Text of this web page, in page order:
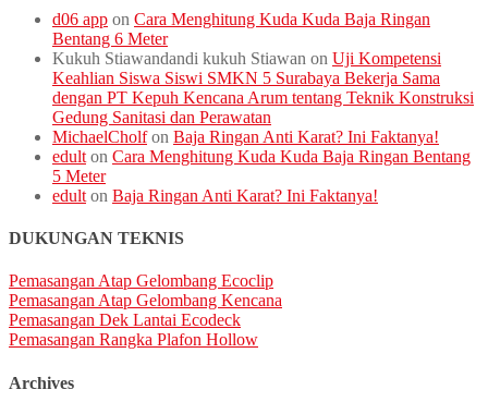
d06 app on Cara Menghitung Kuda Kuda Baja Ringan
Bentang 6 Meter
Kukuh Stiawandandi kukuh Stiawan on Uji Kompetensi
Keahlian Siswa Siswi SMKN 5 Surabaya Bekerja Sama
dengan PT Kepuh Kencana Arum tentang Teknik Konstruksi
Gedung Sanitasi dan Perawatan
MichaelCholfon Baja Ringan Anti Karat? Ini Faktanya!
edult on Cara Menghitung Kuda Kuda Baja Ringan Bentang
5 Meter
edult on Baja Ringan Anti Karat? Ini Faktanya!
DUKUNGAN TEKNIS
Pemasangan Atap Gelombang Ecoclip
Pemasangan Atap Gelombang Kencana
Pemasangan Dek Lantai Ecodeck
Pemasangan Rangka Plafon Hollow
Archives